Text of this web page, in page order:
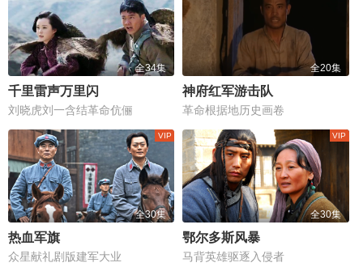
全34集
千里雷声万里闪
刘晓虎刘一含结革命伉俪
全20集
神府红军游击队
革命根据地历史画卷
全30集
热血军旗
众星献礼剧版建军大业
全30集
鄂尔多斯风暴
马背英雄驱逐入侵者